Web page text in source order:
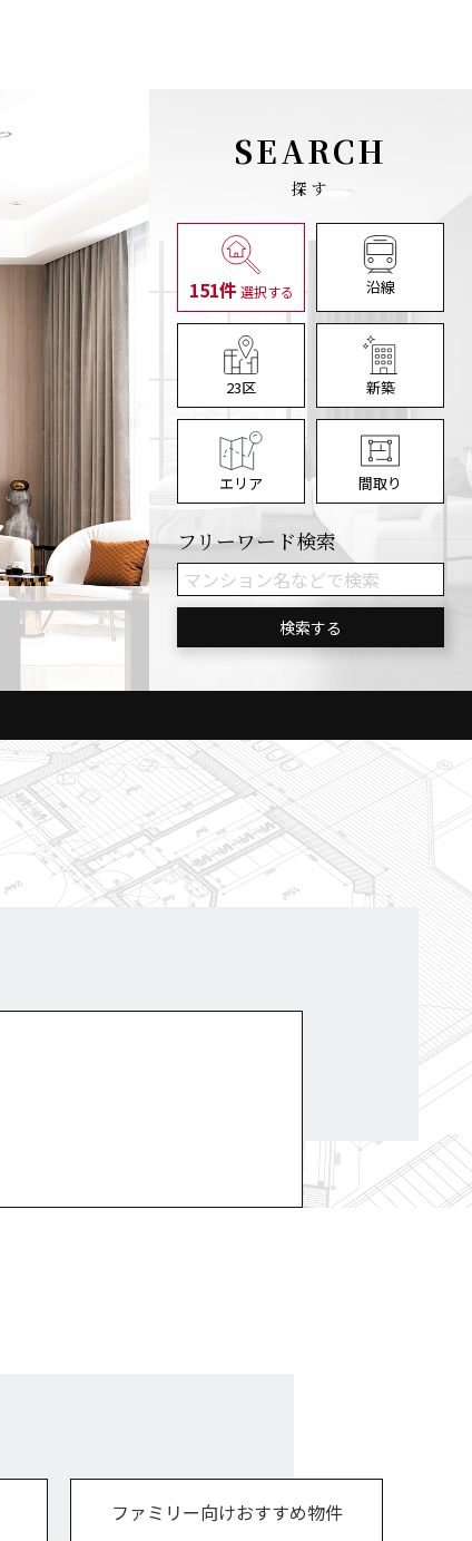
SEARCH
探す
151件選択する 沿線
23区 新築
エリア 間取り
フリーワード検索
検索する
ファミリー向けおすすめ物件